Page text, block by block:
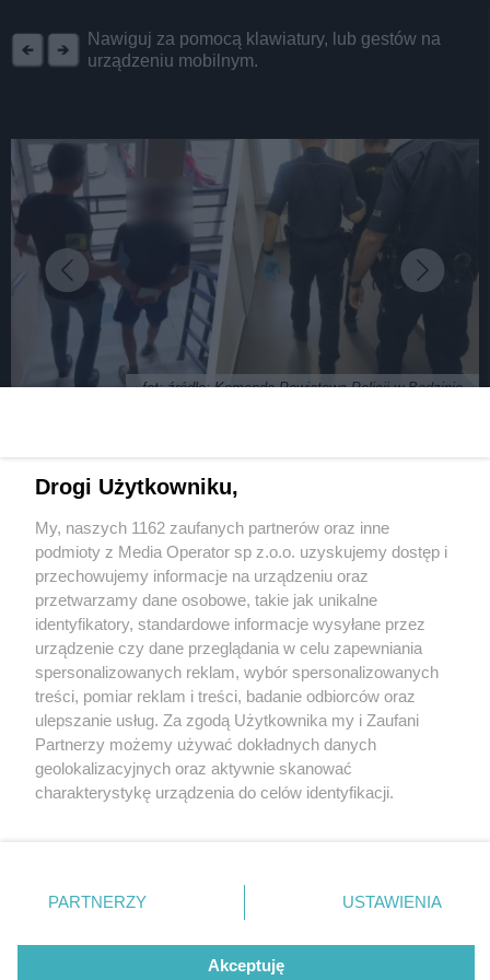
Nawiguj za pomocą klawiatury, lub gestów na
urządzeniu mobilnym.
fot: źródło: Komenda Powiatowa Policji w Będzinie
metodą na pracownika ZUS. Udało się ich złapać,
lecz forsę zdążyli już przepuścić
1 / 5
Będzin. Wyłudzenie od
seniorki 12 tysięcy złotych.
Zatrzymanie podejrzanych o
oszustwo. 17 / 22 czerwca
Wydawca mediów lokalnych
Nie zapomnij
zapoznać się z:
polityką prywatności
Twojemiasto
Piekary Śląskie
Chorzów
Tarnowskie Góry
Gliwice
Skontakuj sięz nami
Kontakt
Redakcja
Newsletter
Drogi Użytkowniku,
My, naszych 1162 zaufanych partnerów oraz inne
podmioty z Media Operator sp z.o.o. uzyskujemy dostęp i
przechowujemy informacje na urządzeniu oraz
przetwarzamy dane osobowe, takie jak unikalne
identyfikatory, standardowe informacje wysyłane przez
urządzenie czy dane przeglądania w celu zapewniania
spersonalizowanych reklam, wybór spersonalizowanych
treści, pomiar reklam i treści, badanie odbiorców oraz
ulepszanie usług. Za zgodą Użytkownika my i Zaufani
Partnerzy możemy używać dokładnych danych
geolokalizacyjnych oraz aktywnie skanować
charakterystykę urządzenia do celów identyfikacji.
zmienić/wycofać klikając przycisk ustawień prywatności
znajdujący się w lewym dolnym rogu strony
rodzaje przetwarzania danych nie wymagają zgody
użytkownika, ale masz prawo sprzeciwić się takiemu
PARTNERZY USTAWIENIA
Akceptuję